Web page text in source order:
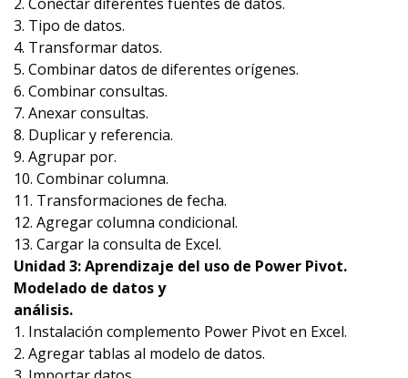
3. Tipo de datos.
4. Transformar datos.
5. Combinar datos de diferentes orígenes.
6. Combinar consultas.
7. Anexar consultas.
8. Duplicar y referencia.
9. Agrupar por.
10. Combinar columna.
11. Transformaciones de fecha.
12. Agregar columna condicional.
13. Cargar la consulta de Excel.
Unidad 3: Aprendizaje del uso de Power Pivot.
Modelado de datos y
análisis.
1. Instalación complemento Power Pivot en Excel.
2. Agregar tablas al modelo de datos.